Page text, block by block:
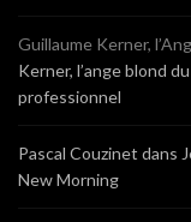
Guillaume Kerner,
Kerner, l’ange blond
professionnel
Pascal Couzinet dans
New Morning